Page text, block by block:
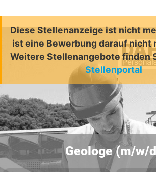
Diese Stellenanzeige ist nicht
ist eine Bewerbung darauf nicht
Weitere Stellenangebote finden
Stellenportal
Geologe (m/w/